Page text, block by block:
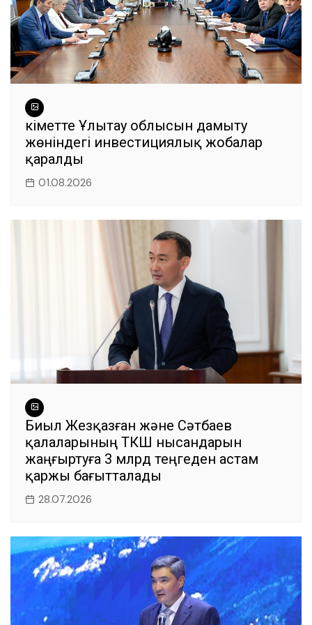
Үкіметте Ұлытау облысын дамыту
жөніндегі инвестициялық жобалар
қаралды
01.08.2026
Биыл Жезқазған және Сәтбаев
қалаларының ТКШ нысандарын
жаңғыртуға 3 млрд теңгеден астам
қаржы бағытталады
28.07.2026